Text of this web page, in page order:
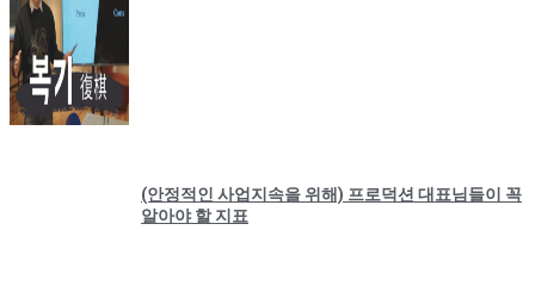
(안정적인 사업지속을 위해) 프로덕션 대표님들이 꼭
알아야 할 지표